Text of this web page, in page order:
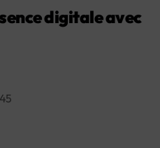
digitale avec